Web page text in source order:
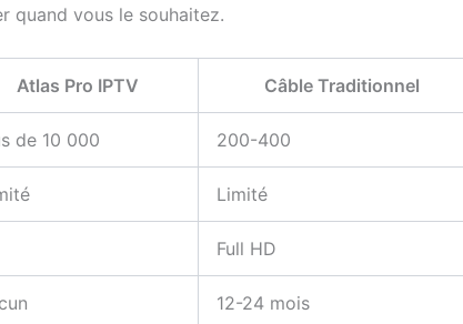
quand vous le souhaitez.
Atlas Pro IPTV Câble Traditionnel
de 10 000 200-400
Limité
Full HD
12-24 mois